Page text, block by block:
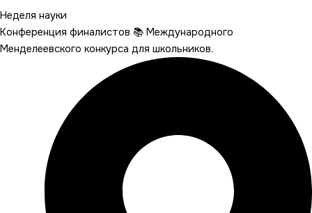
Неделя науки
Конференция финалистов 📚 Международного
Менделеевского конкурса для школьников.